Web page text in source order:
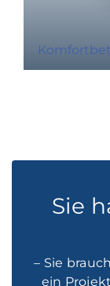
Sie
– Sie
ein